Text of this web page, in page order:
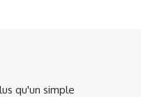
qu'un simple